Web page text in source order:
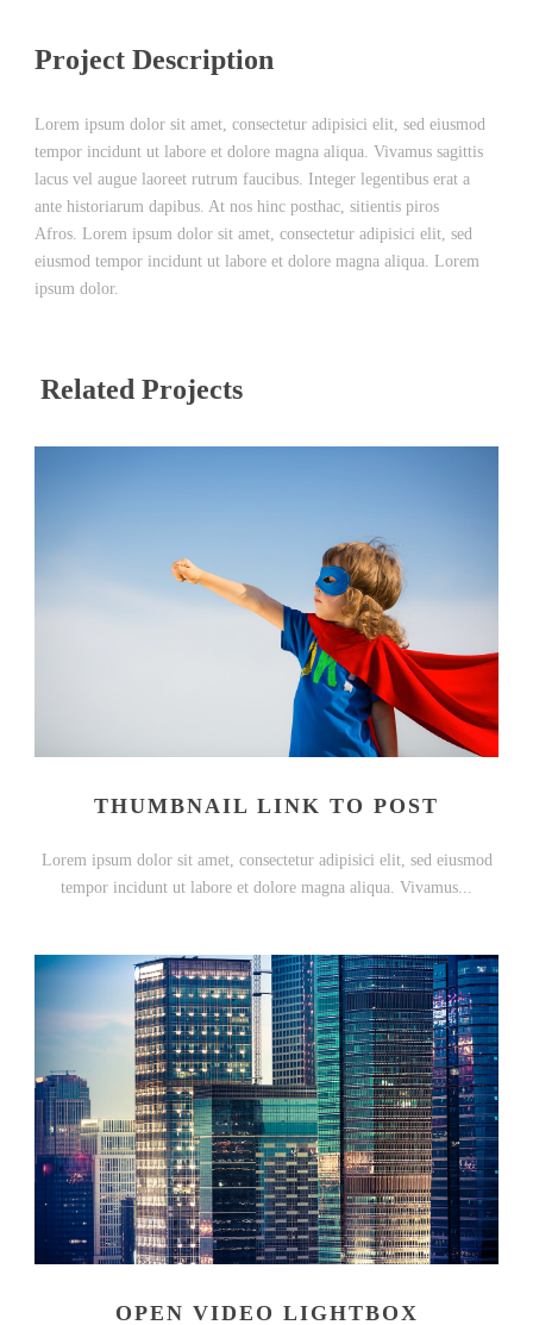
Project Description
Lorem ipsum dolor sit amet, consectetur adipisici elit, sed eiusmod
tempor incidunt ut labore et dolore magna aliqua. Vivamus sagittis
lacus vel augue laoreet rutrum faucibus. Integer legentibus erat a
ante historiarum dapibus. At nos hinc posthac, sitientis piros
Afros. Lorem ipsum dolor sit amet, consectetur adipisici elit, sed
eiusmod tempor incidunt ut labore et dolore magna aliqua. Lorem
ipsum dolor.
Related Projects
THUMBNAIL LINK TO POST
Lorem ipsum dolor sit amet, consectetur adipisici elit, sed eiusmod
tempor incidunt ut labore et dolore magna aliqua. Vivamus...
OPEN VIDEO LIGHTBOX